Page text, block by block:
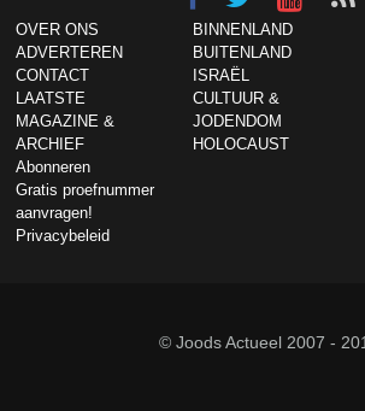
OVER ONS
ADVERTEREN
CONTACT
LAATSTE
MAGAZINE &
ARCHIEF
Abonneren
Gratis proefnummer
aanvragen!
Privacybeleid
BINNENLAND
BUITENLAND
ISRAËL
CULTUUR &
JODENDOM
HOLOCAUST
© Joods Actueel 2007 -